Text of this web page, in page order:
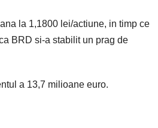
la 1,1800 lei/actiune, in timp ce
BRD si-a stabilit un prag de
a 13,7 milioane euro.